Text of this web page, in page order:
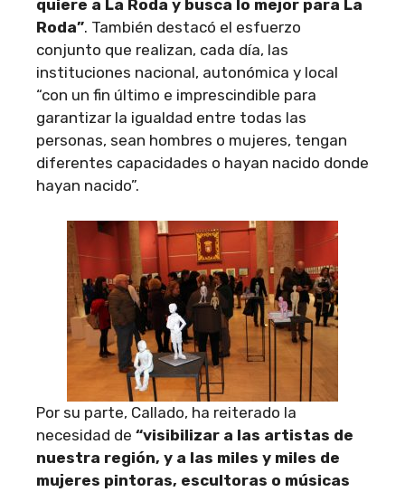
quiere a La Roda y busca lo mejor para La
Roda”. También destacó el esfuerzo
conjunto que realizan, cada día, las
instituciones nacional, autonómica y local
“con un fin último e imprescindible para
garantizar la igualdad entre todas las
personas, sean hombres o mujeres, tengan
diferentes capacidades o hayan nacido donde
hayan nacido”.
Por su parte, Callado, ha reiterado la
necesidad de “visibilizar a las artistas de
nuestra región, y a las miles y miles de
mujeres pintoras, escultoras o músicas